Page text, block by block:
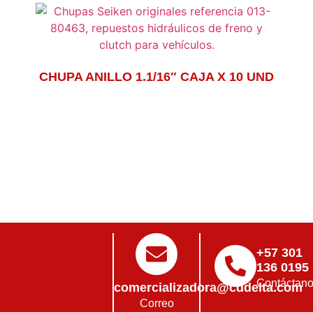
CHUPA ANILLO 1.1/16″ CAJA X 10 UND
comercializadora@cddelta.com
Correo
+57 301
136 0195